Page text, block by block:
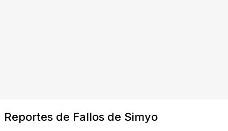
Reportes de Fallos de Simyo